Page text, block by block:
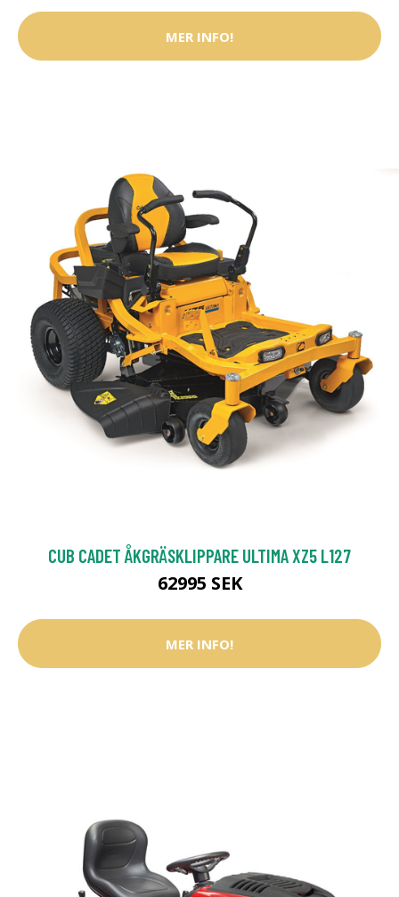
MER INFO!
CUB CADET ÅKGRÄSKLIPPARE ULTIMA XZ5 L127
62995 SEK
MER INFO!